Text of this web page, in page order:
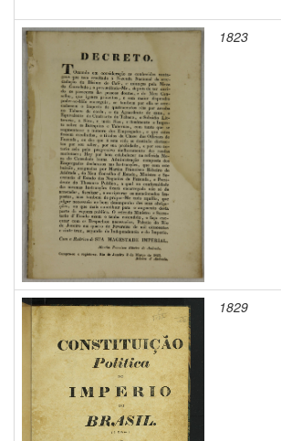
1823
1829